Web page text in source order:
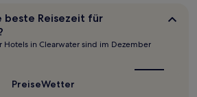
beste Reisezeit für
Hotels in Clearwater sind im Dezember
PreiseWetter